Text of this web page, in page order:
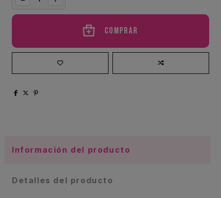
Comprar
Información del producto
Detalles del producto